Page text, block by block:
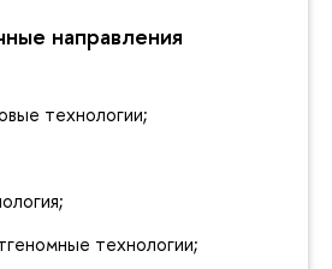
направления
технологии;
технологии;